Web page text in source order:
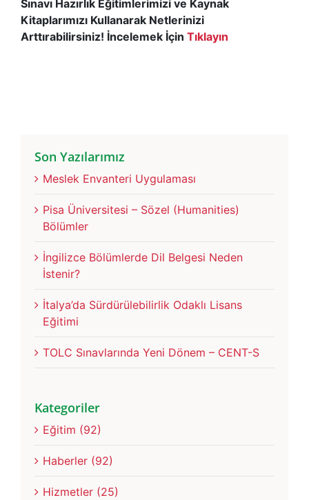
Sınavı Hazırlık Eğitimlerimizi ve Kaynak
Kitaplarımızı Kullanarak Netlerinizi
Arttırabilirsiniz! İncelemek İçin Tıklayın
Son Yazılarımız
Meslek Envanteri Uygulaması
Pisa Üniversitesi – Sözel (Humanities)
Bölümler
İngilizce Bölümlerde Dil Belgesi Neden
İstenir?
İtalya’da Sürdürülebilirlik Odaklı Lisans
Eğitimi
TOLC Sınavlarında Yeni Dönem – CENT-S
Kategoriler
Eğitim (92)
Haberler (92)
Hizmetler (25)